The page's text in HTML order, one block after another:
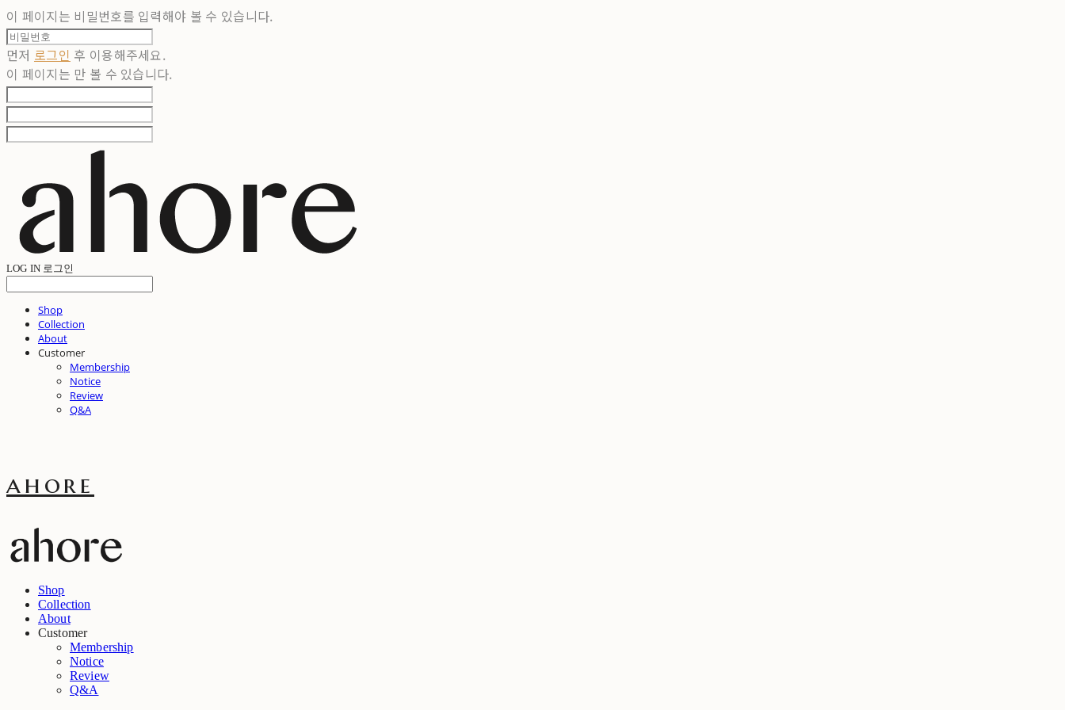
이 페이지는 비밀번호를 입력해야 볼 수 있습니다.
먼저 로그인 후 이용해주세요.
이 페이지는 만 볼 수 있습니다.
LOG IN 로그인
Shop
Collection
About
Customer
Membership
Notice
Review
Q&A
ahore
Shop
Collection
About
Customer
Membership
Notice
Review
Q&A